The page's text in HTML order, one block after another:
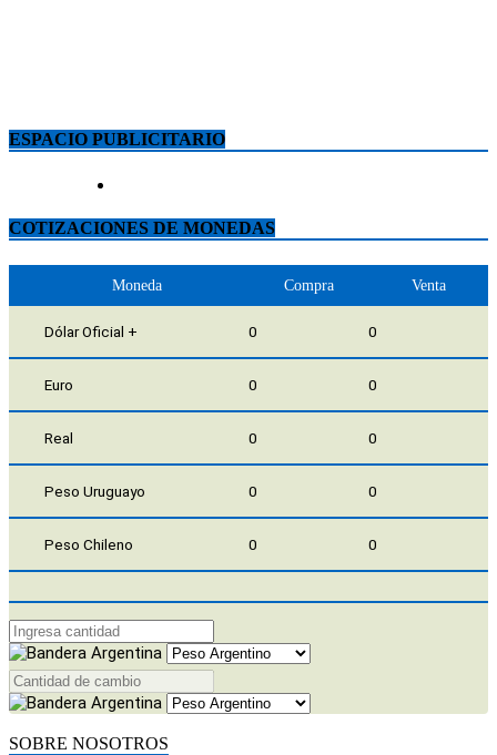
ESPACIO PUBLICITARIO
COTIZACIONES DE MONEDAS
Moneda Compra Venta
Dólar Oficial + 0 0
Euro 0 0
Real 0 0
Peso Uruguayo 0 0
Peso Chileno 0 0
SOBRE NOSOTROS